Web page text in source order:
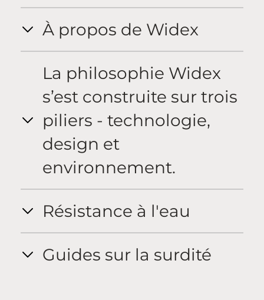
À propos de Widex
La philosophie Widex
s’est construite sur trois
piliers - technologie,
design et
environnement.
Résistance à l'eau
Guides sur la surdité